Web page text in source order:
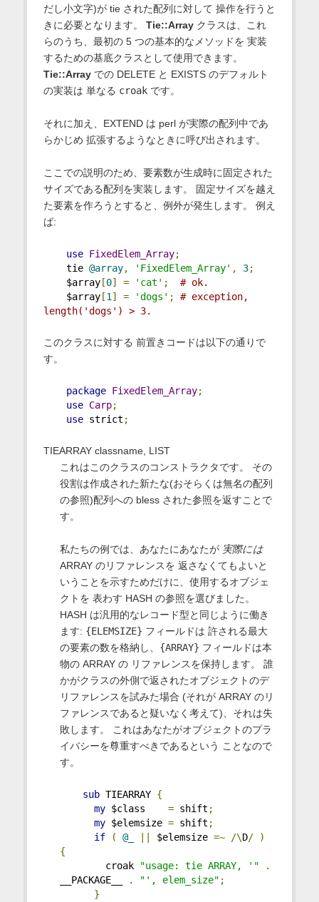
だし小文字)が tie された配列に対して 操作を行うと
きに必要となります。 Tie::Arrayクラスは、これ
らのうち、最初の 5 つの基本的なメソッドを 実装
するための基底クラスとして使用できます。
Tie::Arrayでの DELETE と EXISTS のデフォルト
の実装は 単なる croakです。
それに加え、EXTEND は perl が実際の配列中であ
らかじめ 拡張するようなときに呼び出されます。
ここでの説明のため、要素数が生成時に固定された
サイズである配列を実装します。 固定サイズを越え
た要素を作ろうとすると、例外が発生します。 例え
ば:
use FixedElem_Array;
tie @array, 'FixedElem_Array' , 3;
$array[0] = 'cat' ;
# ok.
$array[1 ] = 'dogs' ;
# exception,
length('dogs') > 3.
このクラスに対する 前置きコードは以下の通りで
す。
package FixedElem_Array;
use Carp;
use strict ;
TIEARRAY classname, LIST
これはこのクラスのコンストラクタです。 その
役割は作成された新たな(おそらくは無名の配列
の参照)配列への bless された参照を返すことで
す。
私たちの例では、あなたにあなたが 実際には
ARRAY のリファレンスを 返さなくてもよいと
いうことを示すためだけに、使用するオブジェ
クトを 表わす HASH の参照を選びました。
HASH は汎用的なレコード型と同じように働き
ます: {ELEMSIZE} フィールドは 許される最大
の要素の数を格納し、 {ARRAY} フィールドは本
物の ARRAY の リファレンスを保持します。 誰
かがクラスの外側で返されたオブジェクトのデ
リファレンスを試みた場合 (それが ARRAY のリ
ファレンスであると疑いなく考えて)、それは失
敗します。 これはあなたがオブジェクトのプラ
イバシーを尊重すべきであるという ことなので
す。
sub TIEARRAY {
my $class = shift ;
my $elemsize = shift ;
if
( @_ $elemsize =~ /\D/
)
{
croak
"usage: tie ARRAY, '"
.
__PACKAGE__
. "', elem_size" ;
}